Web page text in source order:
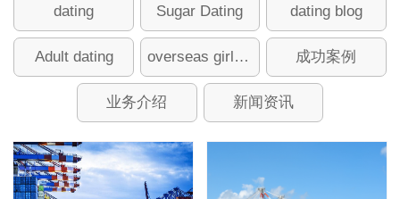
dating Sugar Dating dating blog
Adult dating overseas girlfriend 成功案例
业务介绍 新闻资讯